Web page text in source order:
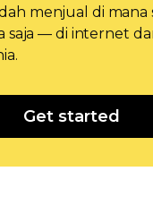
menjual di mana
saja — di internet
Get started